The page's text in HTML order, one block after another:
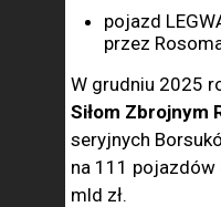
pojazd
przez
W grudniu 2025
Siłom Zbrojnym
seryjnych
na 111
mld zł.